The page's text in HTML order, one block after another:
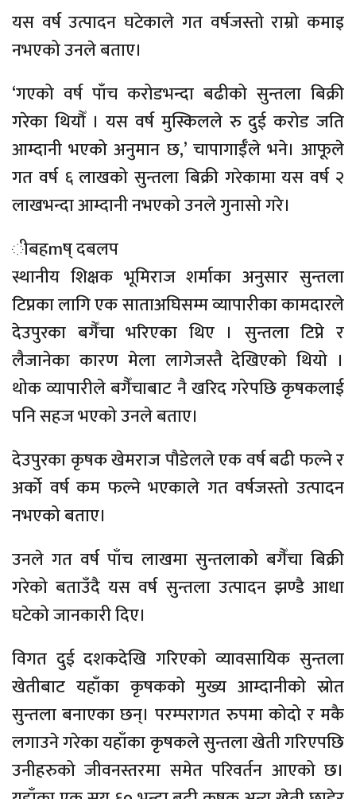
यस वर्ष उत्पादन घटेकाले गत वर्षजस्तो राम्रो कमाइ
नभएको उनले बताए।
‘गएको वर्ष पाँच करोडभन्दा बढीको सुन्तला बिक्री
गरेका थियौँ । यस वर्ष मुस्किलले रु दुई करोड जति
आम्दानी भएको अनुमान छ,’ चापागाईँले भने। आफूले
गत वर्ष ६ लाखको सुन्तला बिक्री गरेकामा यस वर्ष २
लाखभन्दा आम्दानी नभएको उनले गुनासो गरे।
ीबहmष् दबलप
स्थानीय शिक्षक भूमिराज शर्माका अनुसार सुन्तला
टिप्नका लागि एक साताअघिसम्म व्यापारीका कामदारले
देउपुरका बगैँचा भरिएका थिए । सुन्तला टिप्ने र
लैजानेका कारण मेला लागेजस्तै देखिएको थियो ।
थोक व्यापारीले बगैँचाबाट नै खरिद गरेपछि कृषकलाई
पनि सहज भएको उनले बताए।
देउपुरका कृषक खेमराज पौडेलले एक वर्ष बढी फल्ने र
अर्को वर्ष कम फल्ने भएकाले गत वर्षजस्तो उत्पादन
नभएको बताए।
उनले गत वर्ष पाँच लाखमा सुन्तलाको बगैँचा बिक्री
गरेको बताउँदै यस वर्ष सुन्तला उत्पादन झण्डै आधा
घटेको जानकारी दिए।
विगत दुई दशकदेखि गरिएको व्यावसायिक सुन्तला
खेतीबाट यहाँका कृषकको मुख्य आम्दानीको स्रोत
सुन्तला बनाएका छन्। परम्परागत रुपमा कोदो र मकै
लगाउने गरेका यहाँका कृषकले सुन्तला खेती गरिएपछि
उनीहरुको जीवनस्तरमा समेत परिवर्तन आएको छ।